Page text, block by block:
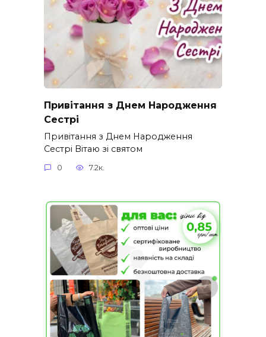
Привітання з Днем Народження
Сестрі
Привітання з Днем Народження
Сестрі Вітаю зі святом
0 7.2к.